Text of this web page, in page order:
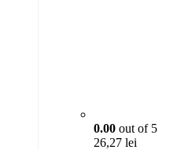
0.00 out of 5
26,27 lei